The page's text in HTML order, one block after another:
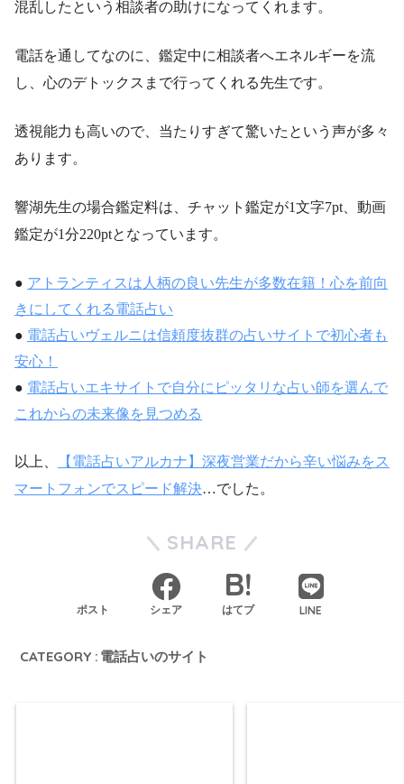
混乱したという相談者の助けになってくれます。
電話を通してなのに、鑑定中に相談者へエネルギーを流
し、心のデトックスまで行ってくれる先生です。
透視能力も高いので、当たりすぎて驚いたという声が多々
あります。
響湖先生の場合鑑定料は、チャット鑑定が1文字7pt、動画
鑑定が1分220ptとなっています。
● アトランティスは人柄の良い先生が多数在籍！心を前向
きにしてくれる電話占い
● 電話占いヴェルニは信頼度抜群の占いサイトで初心者も
安心！
● 電話占いエキサイトで自分にピッタリな占い師を選んで
これからの未来像を見つめる
以上、
【電話占いアルカナ】深夜営業だから辛い悩みをス
マートフォンでスピード解決…でした。
SHARE
ポスト シェア はてブ LINE
CATEGORY : 電話占いのサイト